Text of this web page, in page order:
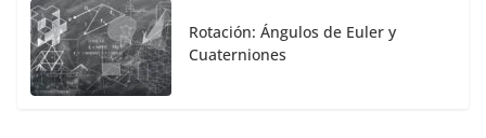
Rotación: Ángulos de Euler y
Cuaterniones